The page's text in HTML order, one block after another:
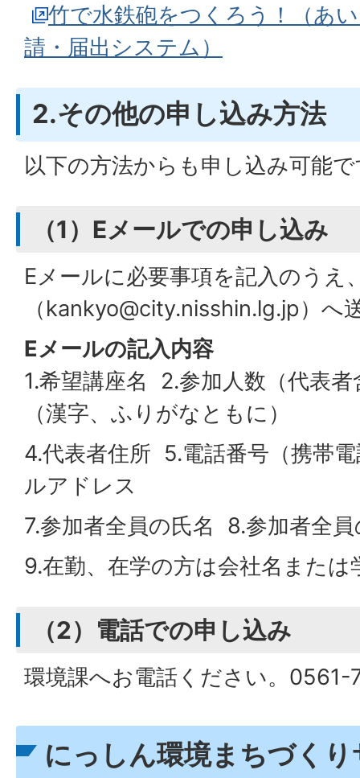
竹で水鉄砲をつくろう！（あ
請・届出システム）
2.その他の申し込み方法
以下の方法からも申し込み可能
（1）Eメールでの申し込み
Eメールに必要事項を記入のうえ
（kankyo@city.nisshin.lg.jp）へ
Eメールの記入内容
1.希望講座名 2.参加人数（代表
（漢字、ふりがなともに）
4.代表者住所 5.電話番号（携帯
ルアドレス
7.参加者全員の氏名 8.参加者全
9.在勤、在学の方は会社名または
（2）電話での申し込み
環境課へお電話ください。
にっしん環境まちづく